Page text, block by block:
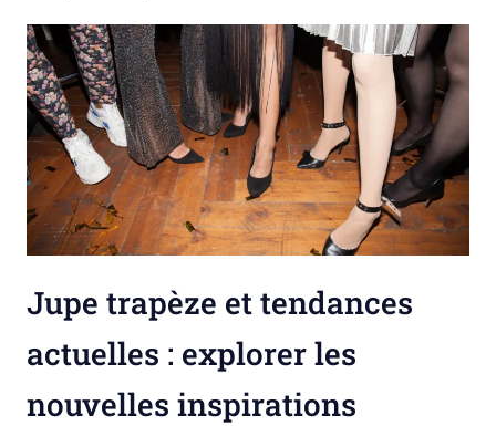
Jupe trapèze et tendances
actuelles : explorer les
nouvelles inspirations